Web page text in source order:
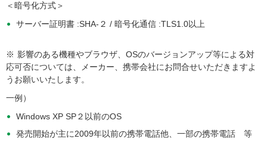
＜暗号化方式＞
サーバー証明書 :SHA-２ / 暗号化通信 :TLS1.0以上
※ 影響のある機種やブラウザ、OSのバージョンアップ等による対
応可否については、メーカー、携帯会社にお問合せいただきますよ
うお願いいたします。
一例）
Windows XP SP２以前のOS
発売開始が主に2009年以前の携帯電話他、一部の携帯電話 等